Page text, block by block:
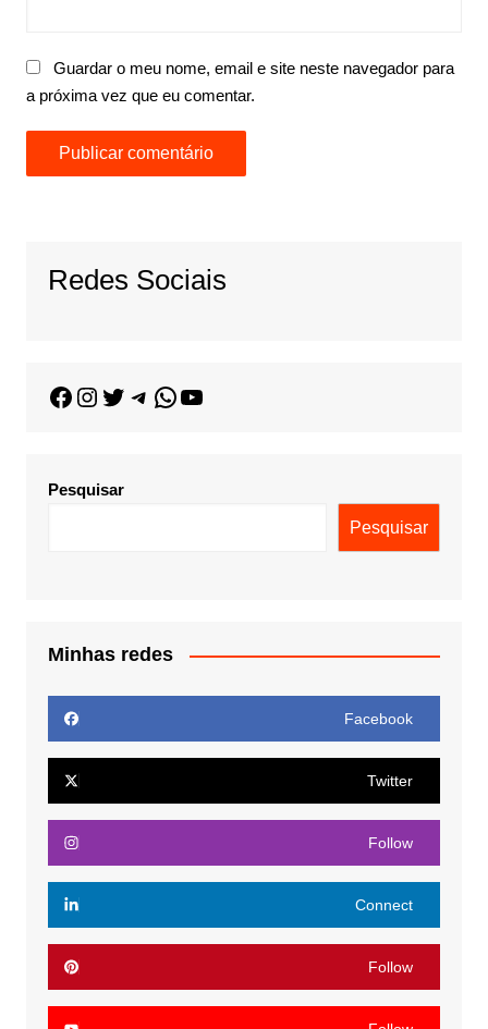
Guardar o meu nome, email e site neste navegador para
a próxima vez que eu comentar.
Redes Sociais
Pesquisar
Pesquisar
Minhas redes
Facebook
Twitter
Follow
Connect
Follow